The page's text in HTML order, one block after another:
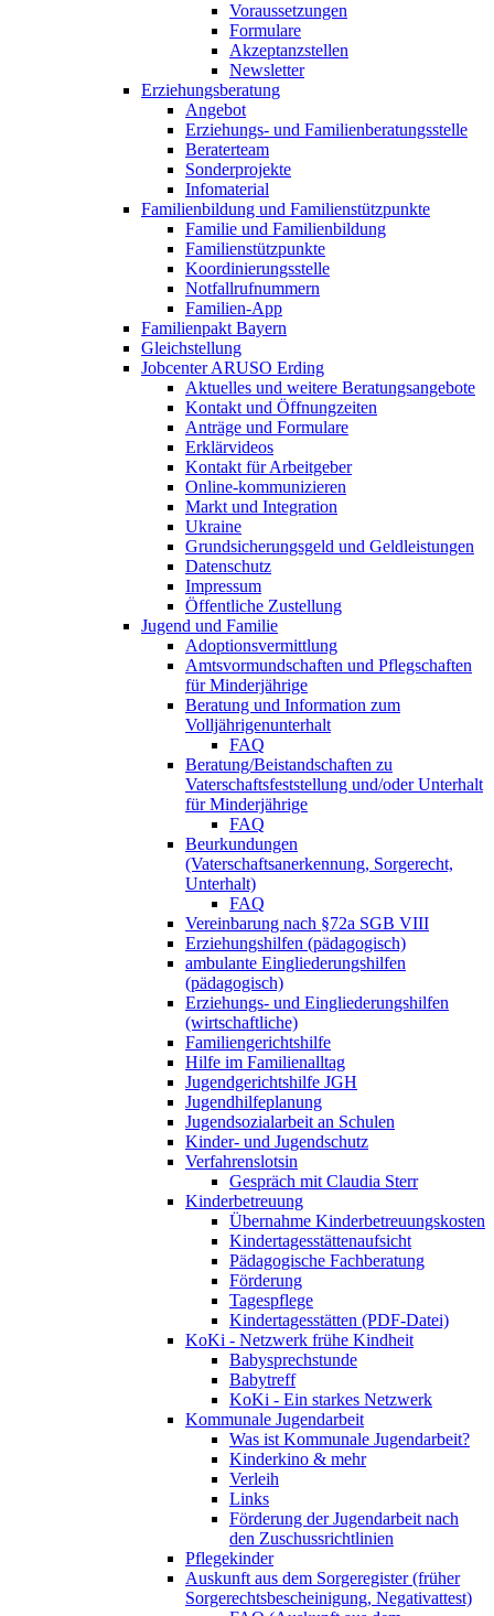
Voraussetzungen
Formulare
Akzeptanzstellen
Newsletter
Erziehungsberatung
Angebot
Erziehungs- und Familienberatungsstelle
Beraterteam
Sonderprojekte
Infomaterial
Familienbildung und Familienstützpunkte
Familie und Familienbildung
Familienstützpunkte
Koordinierungsstelle
Notfallrufnummern
Familien-App
Familienpakt Bayern
Gleichstellung
Jobcenter ARUSO Erding
Aktuelles und weitere Beratungsangebote
Kontakt und Öffnungzeiten
Anträge und Formulare
Erklärvideos
Kontakt für Arbeitgeber
Online-kommunizieren
Markt und Integration
Ukraine
Grundsicherungsgeld und Geldleistungen
Datenschutz
Impressum
Öffentliche Zustellung
Jugend und Familie
Adoptionsvermittlung
Amtsvormundschaften und Pflegschaften
für Minderjährige
Beratung und Information zum
Volljährigenunterhalt
FAQ
Beratung/Beistandschaften zu
Vaterschaftsfeststellung und/oder Unterhalt
für Minderjährige
FAQ
Beurkundungen
(Vaterschaftsanerkennung, Sorgerecht,
Unterhalt)
FAQ
Vereinbarung nach §72a SGB VIII
Erziehungshilfen (pädagogisch)
ambulante Eingliederungshilfen
(pädagogisch)
Erziehungs- und Eingliederungshilfen
(wirtschaftliche)
Familiengerichtshilfe
Hilfe im Familienalltag
Jugendgerichtshilfe JGH
Jugendhilfeplanung
Jugendsozialarbeit an Schulen
Kinder- und Jugendschutz
Verfahrenslotsin
Gespräch mit Claudia Sterr
Kinderbetreuung
Übernahme Kinderbetreuungskosten
Kindertagesstättenaufsicht
Pädagogische Fachberatung
Förderung
Tagespflege
Kindertagesstätten (PDF-Datei)
KoKi - Netzwerk frühe Kindheit
Babysprechstunde
Babytreff
KoKi - Ein starkes Netzwerk
Kommunale Jugendarbeit
Was ist Kommunale Jugendarbeit?
Kinderkino & mehr
Verleih
Links
Förderung der Jugendarbeit nach
den Zuschussrichtlinien
Pflegekinder
Auskunft aus dem Sorgeregister (früher
Sorgerechtsbescheinigung, Negativattest)